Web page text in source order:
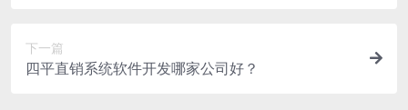
下一篇
四平直销系统软件开发哪家公司好？